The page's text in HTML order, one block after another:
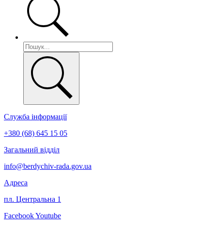
Служба інформації
+380 (68) 645 15 05
Загальний відділ
info@berdychiv-rada.gov.ua
Адреса
пл. Центральна 1
FacebookYoutube